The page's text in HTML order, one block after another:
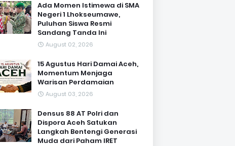
Ada Momen Istimewa di SMA
Negeri 1 Lhokseumawe,
Puluhan Siswa Resmi
Sandang Tanda Ini
August 02, 2026
15 Agustus Hari Damai Aceh,
Momentum Menjaga
Warisan Perdamaian
August 03, 2026
Densus 88 AT Polri dan
Dispora Aceh Satukan
Langkah Bentengi Generasi
Muda dari Paham IRET